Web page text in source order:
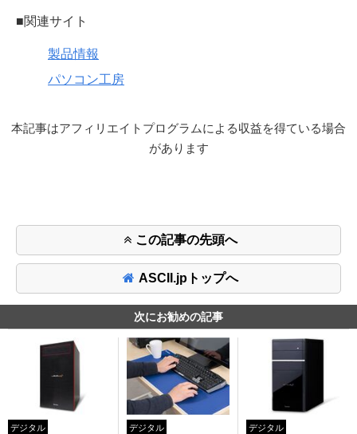
■関連サイト
製品情報
パソコン工房
本記事はアフィリエイトプログラムによる収益を得ている場合
があります
この記事の先頭へ
ASCII.jpトップへ
次にお勧めの記事
デジタル デジタル デジタル